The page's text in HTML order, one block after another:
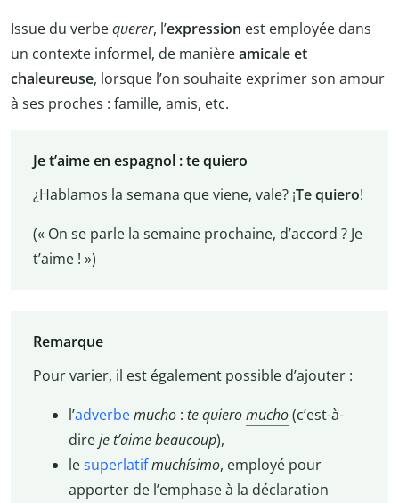
Issue du verbequerer, l’expression est employée dans
un contexte informel, de manièreamicale et
chaleureuse, lorsque l’on souhaite exprimer son amour
à ses proches : famille, amis, etc.
Je t’aime en espagnol : te quiero
¿Hablamos la semana que viene, vale? ¡Te quiero!
(« On se parle la semaine prochaine, d’accord ? Je
t’aime ! »)
Remarque
Pour varier, il est également possible d’ajouter :
l’adverbemucho: te quieromucho(c’est-à-
direje t’aime beaucoup),
lesuperlatifmuchísimo, employé pour
apporter de l’emphase à la déclaration